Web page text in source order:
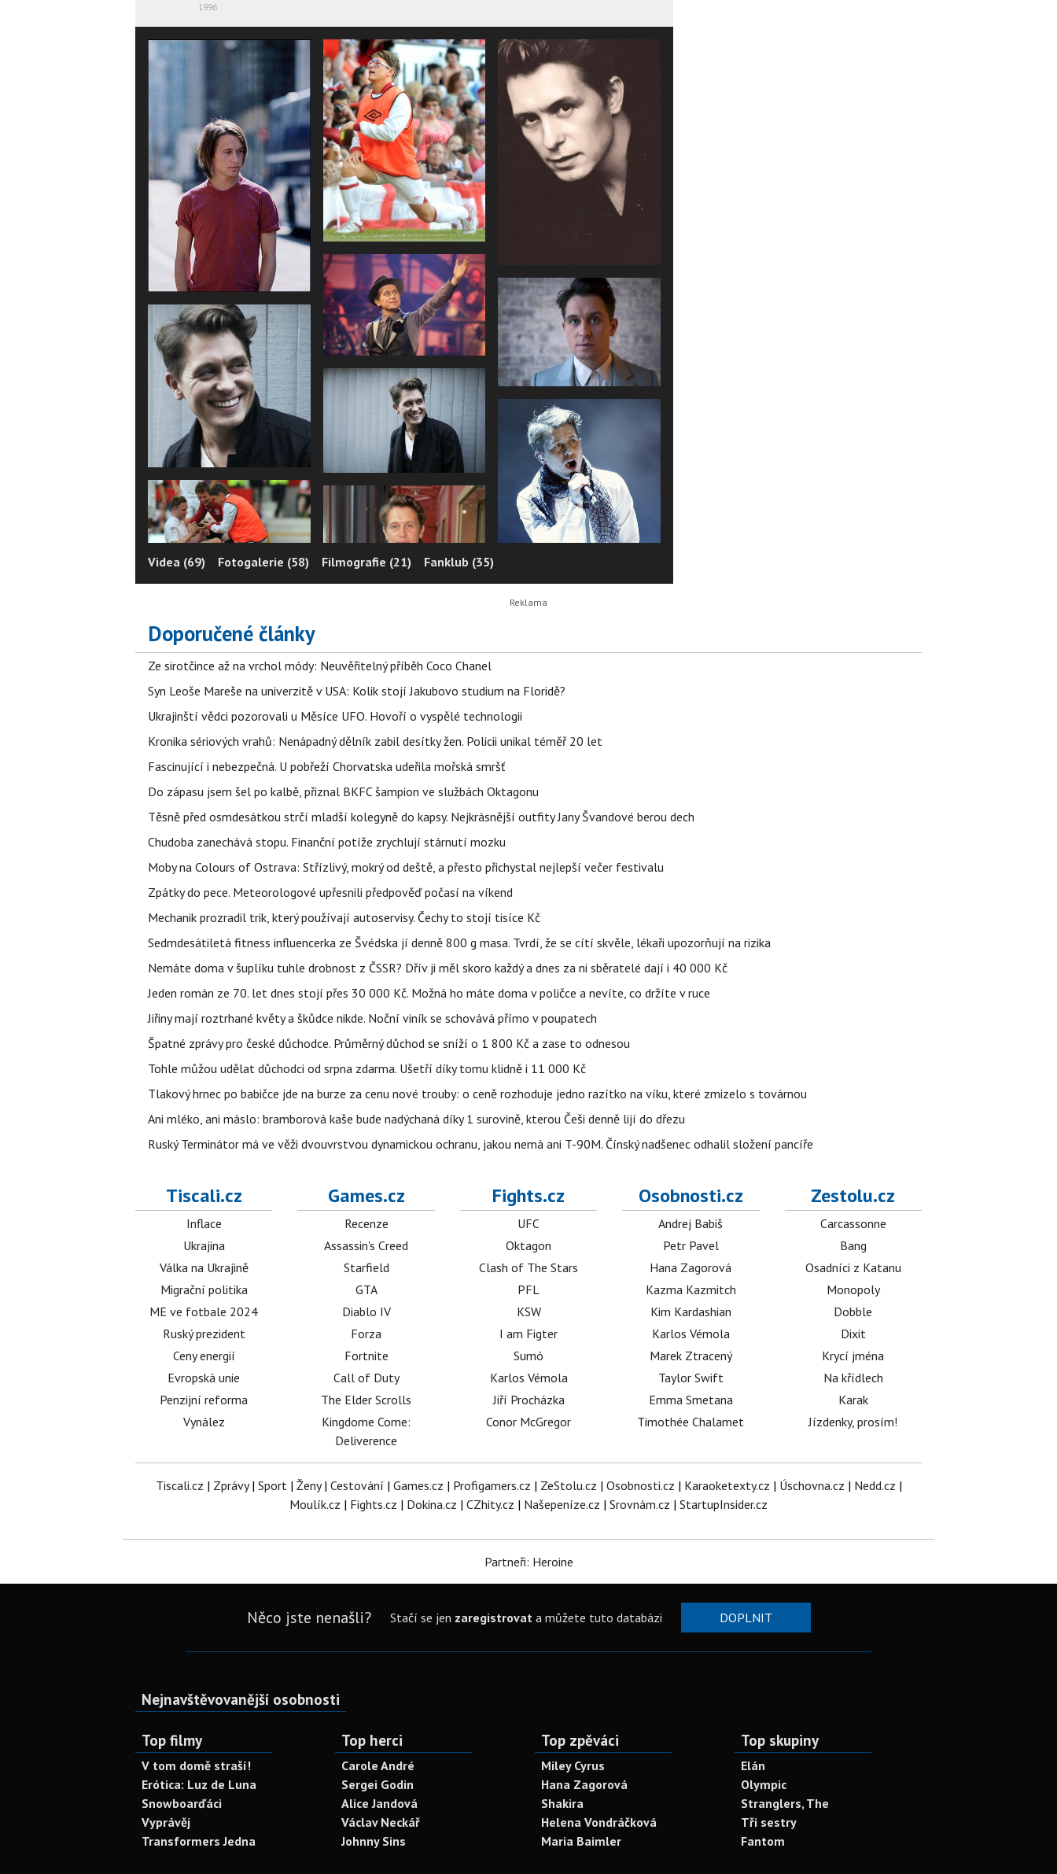
1996
Videa (69) Fotogalerie (58) Filmografie (21) Fanklub (35)
Doporučené články
Ze sirotčince až na vrchol módy: Neuvěřitelný příběh Coco Chanel
Syn Leoše Mareše na univerzitě v USA: Kolik stojí Jakubovo studium na Floridě?
Ukrajinští vědci pozorovali u Měsíce UFO. Hovoří o vyspělé technologii
Kronika sériových vrahů: Nenápadný dělník zabil desítky žen. Policii unikal téměř 20 let
Fascinující i nebezpečná. U pobřeží Chorvatska udeřila mořská smršť
Do zápasu jsem šel po kalbě, přiznal BKFC šampion ve službách Oktagonu
Těsně před osmdesátkou strčí mladší kolegyně do kapsy. Nejkrásnější outfity Jany Švandové berou dech
Chudoba zanechává stopu. Finanční potíže zrychlují stárnutí mozku
Moby na Colours of Ostrava: Střízlivý, mokrý od deště, a přesto přichystal nejlepší večer festivalu
Zpátky do pece. Meteorologové upřesnili předpověď počasí na víkend
Mechanik prozradil trik, který používají autoservisy. Čechy to stojí tisíce Kč
Sedmdesátiletá fitness influencerka ze Švédska jí denně 800 g masa. Tvrdí, že se cítí skvěle, lékaři upozorňují na rizika
Nemáte doma v šuplíku tuhle drobnost z ČSSR? Dřív ji měl skoro každý a dnes za ni sběratelé dají i 40 000 Kč
Jeden román ze 70. let dnes stojí přes 30 000 Kč. Možná ho máte doma v poličce a nevíte, co držíte v ruce
Jiřiny mají roztrhané květy a škůdce nikde. Noční viník se schovává přímo v poupatech
Špatné zprávy pro české důchodce. Průměrný důchod se sníží o 1 800 Kč a zase to odnesou
Tohle můžou udělat důchodci od srpna zdarma. Ušetří díky tomu klidně i 11 000 Kč
Tlakový hrnec po babičce jde na burze za cenu nové trouby: o ceně rozhoduje jedno razítko na víku, které zmizelo s továrnou
Ani mléko, ani máslo: bramborová kaše bude nadýchaná díky 1 surovině, kterou Češi denně lijí do dřezu
Ruský Terminátor má ve věži dvouvrstvou dynamickou ochranu, jakou nemá ani T-90M. Čínský nadšenec odhalil složení pancíře
Tiscali.cz
Inflace
Ukrajina
Válka na Ukrajině
Migrační politika
ME ve fotbale 2024
Ruský prezident
Ceny energií
Evropská unie
Penzijní reforma
Vynález
Games.cz
Recenze
Assassin's Creed
Starfield
GTA
Diablo IV
Forza
Fortnite
Call of Duty
The Elder Scrolls
Kingdome Come:
Deliverence
Fights.cz
UFC
Oktagon
Clash of The Stars
PFL
KSW
I am Figter
Sumó
Karlos Vémola
Jiří Procházka
Conor McGregor
Osobnosti.cz
Andrej Babiš
Petr Pavel
Hana Zagorová
Kazma Kazmitch
Kim Kardashian
Karlos Vémola
Marek Ztracený
Taylor Swift
Emma Smetana
Timothée Chalamet
Zestolu.cz
Carcassonne
Bang
Osadníci z Katanu
Monopoly
Dobble
Dixit
Krycí jména
Na křídlech
Karak
Jízdenky, prosím!
Tiscali.cz | Zprávy| Sport| Ženy| Cestování | Games.cz | Profigamers.cz | ZeStolu.cz | Osobnosti.cz | Karaoketexty.cz | Úschovna.cz | Nedd.cz |
Moulík.cz | Fights.cz | Dokina.cz | CZhity.cz | Našepeníze.cz | Srovnám.cz | StartupInsider.cz
Partneři: Heroine
Něco jste nenašli? Stačí se jen zaregistrovata můžete tuto databázi DOPLNIT
Nejnavštěvovanější osobnosti
Top filmy
V tom domě straší!
Erótica: Luz de Luna
Snowboarďáci
Vyprávěj
Transformers Jedna
Top herci
Carole André
Sergei Godin
Alice Jandová
Václav Neckář
Johnny Sins
Top zpěváci
Miley Cyrus
Hana Zagorová
Shakira
Helena Vondráčková
Maria Baimler
Top skupiny
Elán
Olympic
Stranglers, The
Tři sestry
Fantom